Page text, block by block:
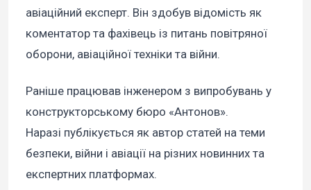
авіаційний експерт. Він здобув відомість як
коментатор та фахівець із питань повітряної
оборони, авіаційної техніки та війни.
Раніше працював інженером з випробувань у
конструкторському бюро «Антонов».
Наразі публікується як автор статей на теми
безпеки, війни і авіації на різних новинних та
експертних платформах.